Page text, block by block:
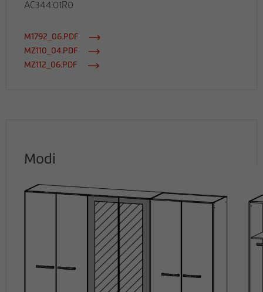
AC344.01R0
M1792_06.PDF
MZ110_04.PDF
MZ112_06.PDF
Modi